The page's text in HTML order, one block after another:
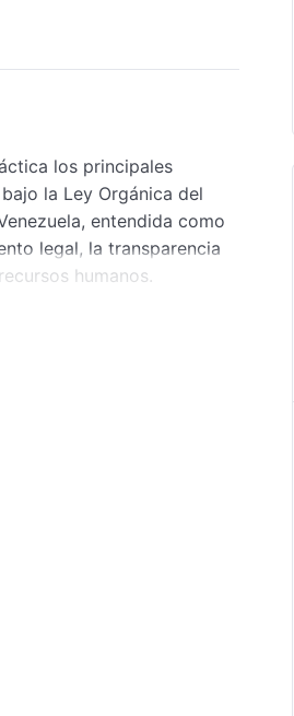
los principales
la Ley Orgánica del
entendida como
legal, la transparencia
humanos.
sobre los conceptos,
intervienen en su
deducciones y
y aplicar la normativa
en los cálculos, y
la comprensión de cómo
la protección de los